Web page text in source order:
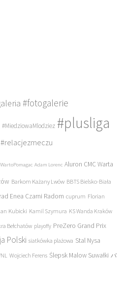
#fotogalerie
#MiedziowaMlodziez #plusliga
#relacjezmeczu
Adam Lorenc Aluron CMC Warta
Barkom Każany Lwów BBTS Bielsko-Biała
Enea Czarni Radom cuprum Florian
Kubicki Kamil Szymura KS Wanda Kraków
Bełchatów playoffy PreZero Grand Prix
Polski siatkówka plażowa Stal Nysa
Wojciech Ferens Ślepsk Malow Suwałki バ